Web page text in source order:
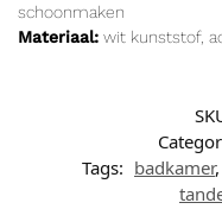
schoonmaken
Materiaal: wit kunststof,
Tags: badkamer,